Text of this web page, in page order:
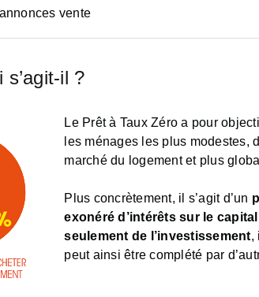
vente
il ?
Le Prêt à Taux Zéro a pour
les ménages les plus modestes,
marché du logement et plus
Plus concrètement, il s’agit d’un
exonéré d’intérêts sur le
seulement de l’investissement,
peut ainsi être complété par